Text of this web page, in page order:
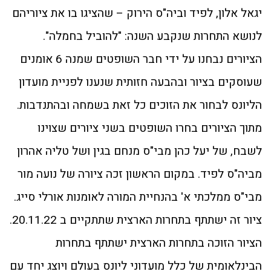
יגאל אלון, לפיד וביה"ס הירוק – שהציגו בו את ציוריהם
לנושא התחרות שנקבע השנה: "להוביל בחמלה".
הציורים נבחנו על ידי חבר השופטים שמנה 6 אומנים
שעוסקים בציור ובהבעה חזותית שנענו לפניית מועדון
הליונס לבחור את הזוכים כל זאת בשמחה ובהתנדבות.
מתוך הציורים בחרו השופטים בשני ציורים שצוינו
לשבח, של יעל כהן מבי"ס מנחם בגין ושל טליה אהרון
מביה"ס לפיד. במקום הראשון זכה ציורה של נועה מור
מבי"ס ממלכתי א' בהנחיית המורה לאומנות אורלי סייג.
ציור זה ישתתף בתחרות הארצית שתתקיים ב 20.11.22.
הציור הזוכה בתחרות הארצית ישתתף בתחרות
הבינלאומית של כלל מועדוני ליונס בעולם ויוצג יחד עם